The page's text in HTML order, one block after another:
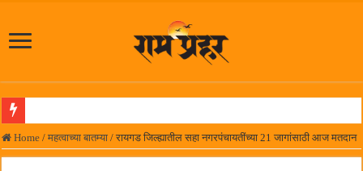
आमदार प्रशांत ठाकूर यांच्या उपस्थितीत विद्यार्थ्यांना रेनकोट, शिक्षकांना छत्री वाटप
Home / महत्वाच्या बातम्या / रायगड जिल्ह्यातील सहा नगरपंचायतींच्या 21 जागांसाठी आज मतदान